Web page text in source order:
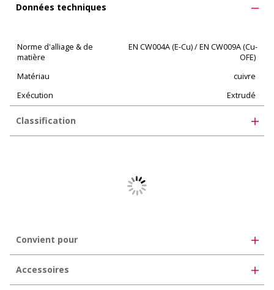
Données techniques
Norme d'alliage & de
matière
EN CW004A (E-Cu) / EN CW009A (Cu-
OFE)
Matériau
cuivre
Exécution
Extrudé
Classification
35-07-03-02
Convient pour
Accessoires